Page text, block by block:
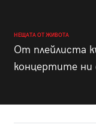
НЕЩАТА ОТ ЖИВОТА
От плейлиста
концертите ни